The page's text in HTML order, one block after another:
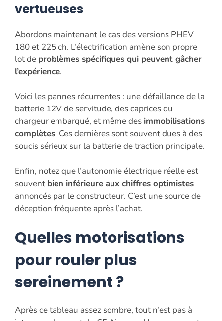
vertueuses
Abordons maintenant le cas des versions PHEV
180 et 225 ch. L’électrification amène son propre
lot de problèmes spécifiques qui peuvent gâcher
l’expérience.
Voici les pannes récurrentes : une défaillance de la
batterie 12V de servitude, des caprices du
chargeur embarqué, et même des immobilisations
complètes. Ces dernières sont souvent dues à des
soucis sérieux sur la batterie de traction principale.
Enfin, notez que l’autonomie électrique réelle est
souvent bien inférieure aux chiffres optimistes
annoncés par le constructeur. C’est une source de
déception fréquente après l’achat.
Quelles motorisations
pour rouler plus
sereinement ?
Après ce tableau assez sombre, tout n’est pas à